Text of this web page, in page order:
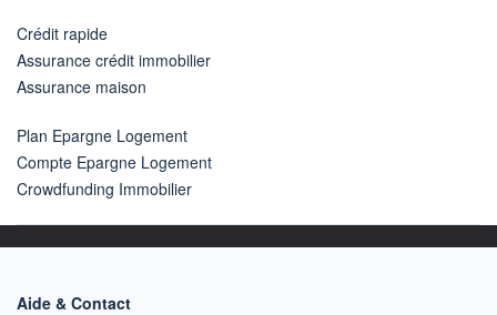
Crédit rapide
Assurance crédit immobilier
Assurance maison
Plan Epargne Logement
Compte Epargne Logement
Crowdfunding Immobilier
Aide & Contact